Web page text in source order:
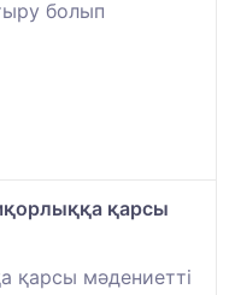
болып
қарсы
қарсы мәдениетті